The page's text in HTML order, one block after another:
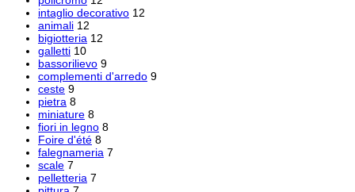
intaglio decorativo 12
animali 12
bigiotteria 12
galletti 10
bassorilievo 9
complementi d'arredo 9
ceste 9
pietra 8
miniature 8
fiori in legno 8
Foire d'été 8
falegnameria 7
scale 7
pelletteria 7